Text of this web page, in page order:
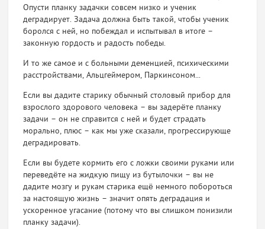
Опусти планку задачки совсем низко и ученик
деградирует. Задача должна быть такой, чтобы ученик
боролся с ней, но побеждал и испытывал в итоге –
законную гордость и радость победы.
И то же самое и с больными деменцией, психическими
расстройствами, Альцгеймером, Паркинсоном...
Если вы дадите старику обычный столовый прибор для
взрослого здорового человека – вы задерёте планку
задачи – он не справится с ней и будет страдать
морально, плюс – как мы уже сказали, прогрессирующе
деградировать.
Если вы будете кормить его с ложки своими руками или
переведёте на жидкую пищу из бутылочки – вы не
дадите мозгу и рукам старика ещё немного побороться
за настоящую жизнь – значит опять деградация и
ускоренное угасание (потому что вы слишком понизили
планку задачи).